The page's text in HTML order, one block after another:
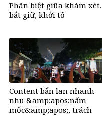
Phân biệt giữa khám xét,
bắt giữ, khởi tố
Content bẩn lan nhanh
như &amp;apos;nấm
mốc&amp;apos;, trách